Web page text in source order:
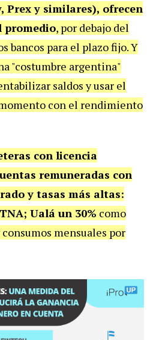
Prex y similares), ofrecen
promedio, por debajo del
bancos para el plazo fijo. Y
"costumbre argentina"
saldos y usar el
con el rendimiento
con licencia
remuneradas con
y tasas más altas:
Ualá un 30% como
mensuales por